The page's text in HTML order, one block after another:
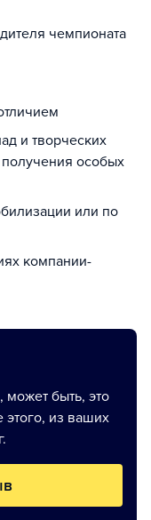
чемпионата
и творческих
особых
или по
компании-
может быть, это
из ваших